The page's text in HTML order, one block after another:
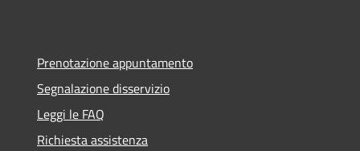
Prenotazione appuntamento
Segnalazione disservizio
Leggi le FAQ
Richiesta assistenza